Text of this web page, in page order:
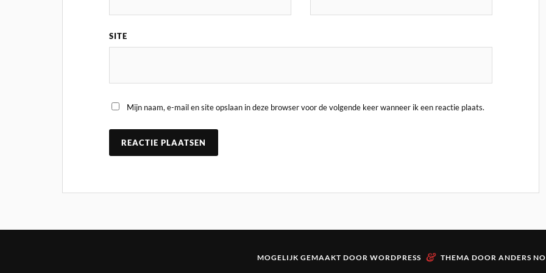
SITE
Mijn naam, e-mail en site opslaan in deze browser voor de volgende keer wanneer ik een reactie plaats.
MOGELIJK GEMAAKT DOOR WORDPRESS & THEMA DOOR ANDERS